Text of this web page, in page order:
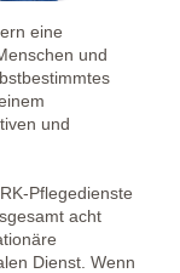
eine
und
und
Pflegedienste
acht
Dienst. Wenn